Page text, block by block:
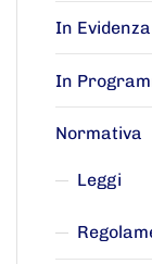
In Evidenza
In
Normativa
Leggi